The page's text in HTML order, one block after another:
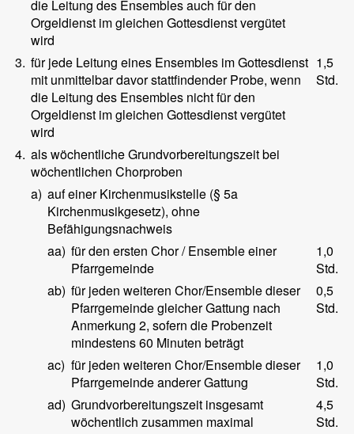
die Leitung des Ensembles auch für den
Orgeldienst im gleichen Gottesdienst vergütet
wird
3. für jede Leitung eines Ensembles im Gottesdienst
mit unmittelbar davor stattfindender Probe, wenn
die Leitung des Ensembles nicht für den
Orgeldienst im gleichen Gottesdienst vergütet
wird
1,5
Std.
4. als wöchentliche Grundvorbereitungszeit bei
wöchentlichen Chorproben
a) auf einer Kirchenmusikstelle (§ 5a
Kirchenmusikgesetz), ohne
Befähigungsnachweis
aa) für den ersten Chor / Ensemble einer
Pfarrgemeinde
1,0
Std.
ab) für jeden weiteren Chor/Ensemble dieser
Pfarrgemeinde gleicher Gattung nach
Anmerkung 2, sofern die Probenzeit
mindestens 60 Minuten beträgt
0,5
Std.
ac) für jeden weiteren Chor/Ensemble dieser
Pfarrgemeinde anderer Gattung
1,0
Std.
ad) Grundvorbereitungszeit insgesamt
wöchentlich zusammen maximal
4,5
Std.